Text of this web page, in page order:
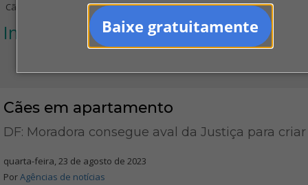
Baixe gratuitamente
Cães em apartamento
Infração às regras
Cães em apartamento
DF: Moradora consegue aval da Justiça para
quarta-feira, 23 de agosto de 2023
PorAgências de notícias